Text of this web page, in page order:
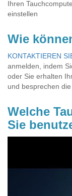
Ihren
einstellen
Wie
KONTAKTIEREN
anmelden, indem
oder Sie erhalten
und besprechen
Welche
Sie